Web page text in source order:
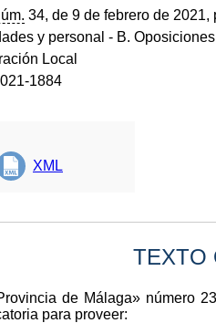
34, de 9 de febrero de
y personal - B.
Local
1884
XML
TEXTO
de Málaga» número
para proveer: